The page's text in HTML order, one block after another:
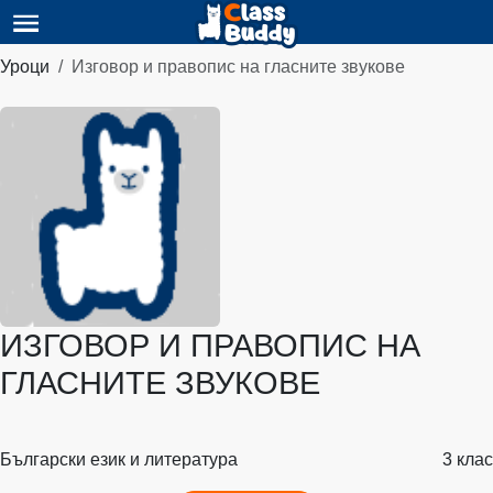
Уроци Изговор и правопис на гласните звукове
ИЗГОВОР И ПРАВОПИС НА
ГЛАСНИТЕ ЗВУКОВЕ
Български език и литература 3 клас